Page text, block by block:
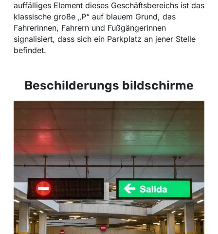
auffälliges Element dieses Geschäftsbereichs ist das
klassische große „P“ auf blauem Grund, das
Fahrerinnen, Fahrern und Fußgängerinnen
signalisiert, dass sich ein Parkplatz an jener Stelle
befindet.
Beschilderungs bildschirme